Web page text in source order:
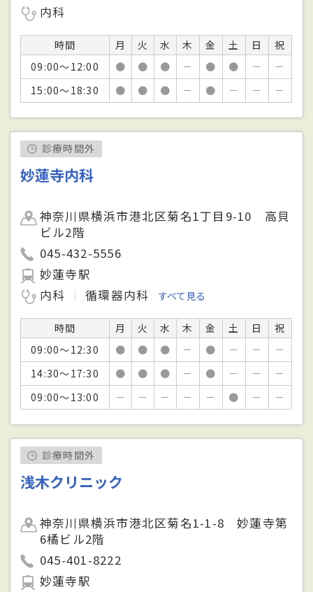
内科
時間 月 火 水 木 金 土 日
祝
09:00～12:00
● ● ● － ● ● －
－
15:00～18:30
● ● ● － ● － － －
診療時間外
妙蓮寺内科
神奈川県横浜市港北区菊名1丁目9-10 高貝
ビル2階
045-432-5556
妙蓮寺駅
内科
循環器内科 すべて見る
時間 月 火 水 木 金 土 日
祝
09:00～12:30
● ● ● － ● － －
－
14:30～17:30
● ● ● － ● － －
－
09:00～13:00
－ － － － － ● － －
診療時間外
浅木クリニック
神奈川県横浜市港北区菊名1-1-8 妙蓮寺第
6橘ビル2階
045-401-8222
妙蓮寺駅